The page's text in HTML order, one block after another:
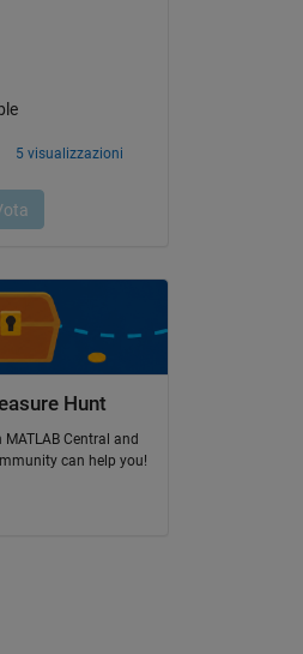
Hunt
Central and
can help you!